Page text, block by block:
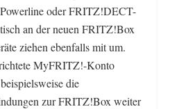
oder FRITZ!DECT-
an der neuen FRITZ!Box
ziehen ebenfalls mit um.
MyFRITZ!-Konto
die
zur FRITZ!Box weiter